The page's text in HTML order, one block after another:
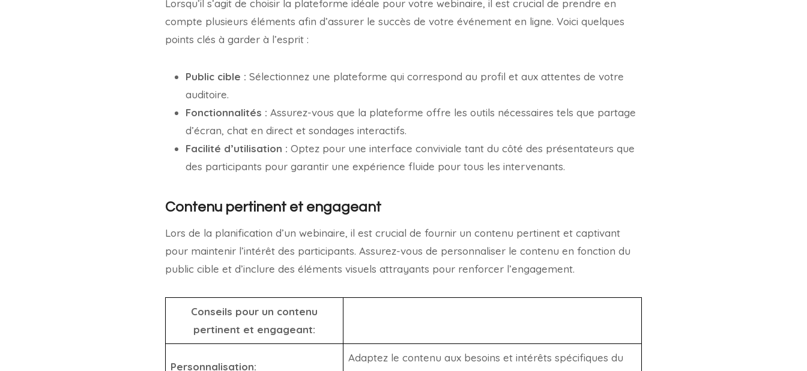
Lorsqu’il s’agit de choisir la plateforme idéale pour votre webinaire, il est crucial de prendre en
compte plusieurs éléments afin d’assurer le succès de votre événement en ligne. Voici quelques
points clés à garder à l’esprit :
Public cible : Sélectionnez une plateforme qui correspond au profil et aux attentes de votre
auditoire.
Fonctionnalités : Assurez-vous que la plateforme offre les outils nécessaires tels que partage
d’écran, chat en direct et sondages interactifs.
Facilité d’utilisation : Optez pour une interface conviviale tant du côté des présentateurs que
des participants pour garantir une expérience fluide pour tous les intervenants.
Contenu pertinent et engageant
Lors de la planification d’un webinaire, il est crucial de fournir un contenu pertinent et captivant
pour maintenir l’intérêt des participants. Assurez-vous de personnaliser le contenu en fonction du
public cible et d’inclure des éléments visuels attrayants pour renforcer l’engagement.
Conseils pour un contenu
pertinent et engageant:
Personnalisation:
Adaptez le contenu aux besoins et intérêts spécifiques du